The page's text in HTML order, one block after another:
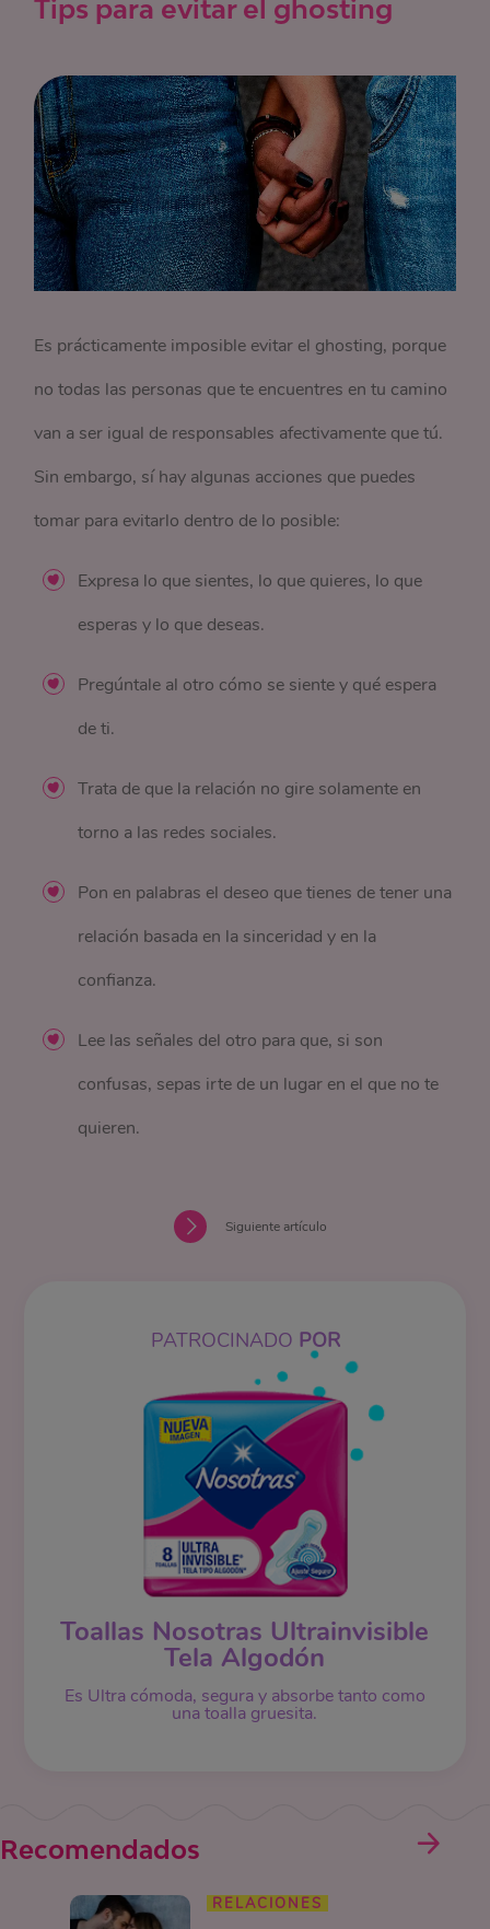
Tips para evitar el ghosting
Es prácticamente imposible evitar el ghosting, porque
no todas las personas que te encuentres en tu camino
van a ser igual de responsables afectivamente que tú.
Sin embargo, sí hay algunas acciones que puedes
tomar para evitarlo dentro de lo posible:
Expresa lo que sientes, lo que quieres, lo que
esperas y lo que deseas.
Pregúntale al otro cómo se siente y qué espera
de ti.
Trata de que la relación no gire solamente en
torno a las redes sociales.
Pon en palabras el deseo que tienes de tener una
relación basada en la sinceridad y en la
confianza.
Lee las señales del otro para que, si son
confusas, sepas irte de un lugar en el que no te
quieren.
Siguiente artículo
PATROCINADO POR
Toallas Nosotras Ultrainvisible
Tela Algodón
Es Ultra cómoda, segura y absorbe tanto como
una toalla gruesita.
Recomendados
RELACIONES